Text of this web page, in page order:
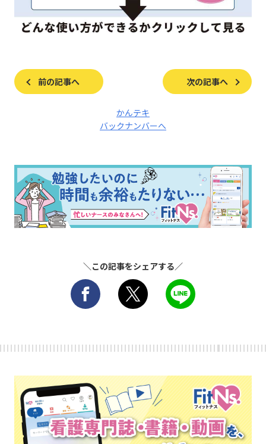
前の記事へ 次の記事へ
かんテキ
バックナンバーへ
＼この記事をシェアする／